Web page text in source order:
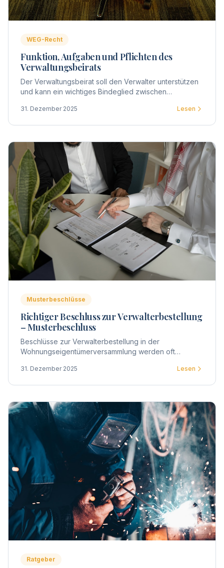
WEG-Recht
Funktion, Aufgaben und Pflichten des
Verwaltungsbeirats
Der Verwaltungsbeirat soll den Verwalter unterstützen
und kann ein wichtiges Bindeglied zwischen
zwingend vorgeschrieben ist die Wahl eines Beirats
31. Dezember 2025 Lesen
Musterbeschlüsse
Richtiger Beschluss zur Verwalterbestellung
– Musterbeschluss
Beschlüsse zur Verwalterbestellung in der
Wohnungseigentümerversammlung werden oft
für verschiedene Szenarien.
31. Dezember 2025 Lesen
Ratgeber